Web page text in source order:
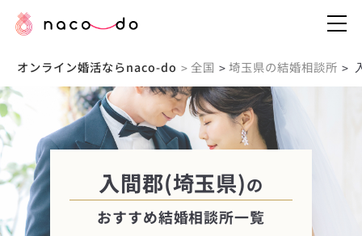
オンライン婚活ならnaco-do > 全国 > 埼玉県の結婚相談所 >
入間郡(埼玉県)の
おすすめ結婚相談所一覧